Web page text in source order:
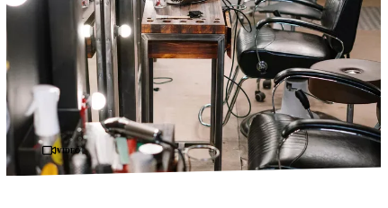
Videó